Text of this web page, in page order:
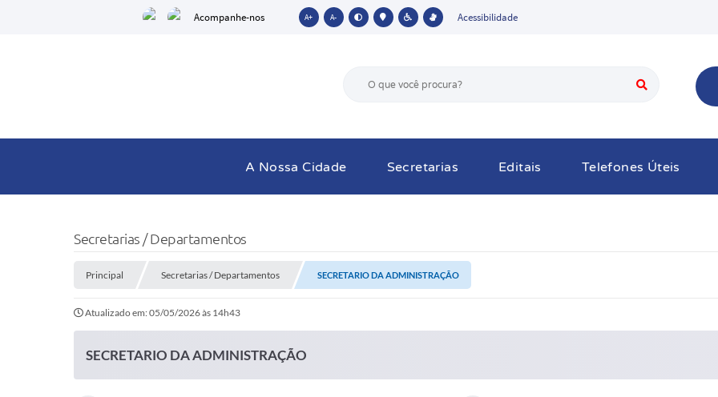
Acompanhe-nos A+ A- Acessibilidade
A Nossa Cidade Secretarias Editais Telefones Úteis
Secretarias / Departamentos
Principal Secretarias / Departamentos SECRETARIO DA ADMINISTRAÇÃO
Atualizado em: 05/05/2026 às 14h43
SECRETARIO DA ADMINISTRAÇÃO